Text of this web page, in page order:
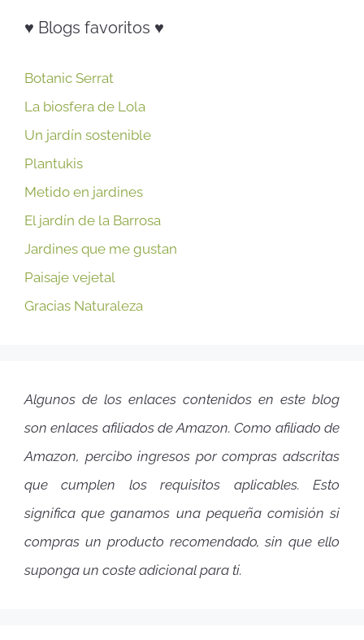
♥ Blogs favoritos ♥
Botanic Serrat
La biosfera de Lola
Un jardín sostenible
Plantukis
Metido en jardines
El jardín de la Barrosa
Jardines que me gustan
Paisaje vejetal
Gracias Naturaleza
Algunos de los enlaces contenidos en este blog
son enlaces afiliados de Amazon. Como afiliado de
Amazon, percibo ingresos por compras adscritas
que cumplen los requisitos aplicables. Esto
significa que ganamos una pequeña comisión si
compras un producto recomendado, sin que ello
suponga un coste adicional para ti.